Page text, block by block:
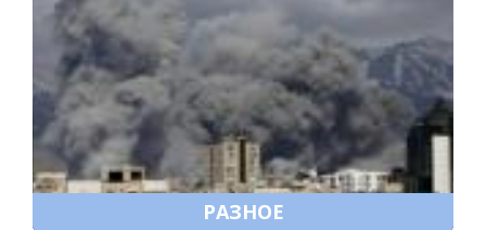
РАЗНОЕ